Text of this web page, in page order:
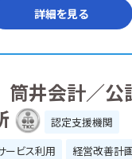
詳細を見る
井会計／公
認定支援機関
ービス利用
経営改善計